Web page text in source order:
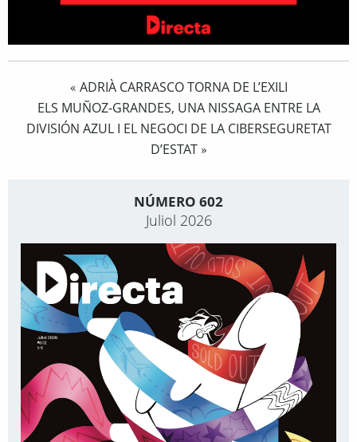
« ADRIÀ CARRASCO TORNA DE L’EXILI
ELS MUÑOZ-GRANDES, UNA NISSAGA ENTRE LA
DIVISIÓN AZUL I EL NEGOCI DE LA CIBERSEGURETAT
D’ESTAT»
NÚMERO 602
Juliol 2026